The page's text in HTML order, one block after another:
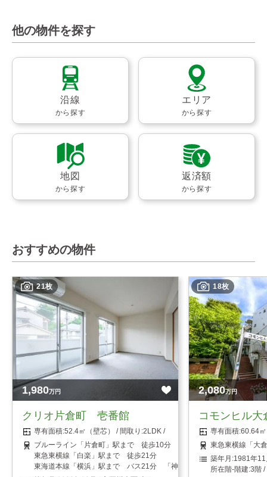
他の物件を探す
沿線
から探す
エリア
から探す
地図
から探す
返済額
から探す
おすすめの物件
21枚
1,980万円
クリオ片倉町 壱番館
52.4㎡（壁芯）
2LDK
ブルーライン「片倉町」駅まで 徒歩10分
東急東横線「白楽」駅まで 徒歩21分
東海道本線「横浜」駅まで バス21分 「神奈川土木事務所前」停ま
18枚
2,080万円
コモンヒル大
60.64
東急東横線「大
1981年11
3階 /